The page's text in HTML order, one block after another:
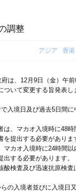
調整
アジア 香港
は、12月9日（金）午
いて変更する旨発表し
入境日及び過去5日間に
は、マカオ入境時に48
提出する必要がありま
マカオ入境時に24時間
する必要があります。
酸検査及び迅速抗原検査
の入境者並びに入境日